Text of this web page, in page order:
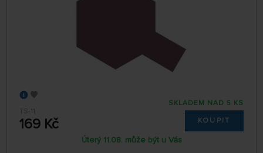
TS-11
169 Kč
SKLADEM NAD 5 KS
KOUPIT
Úterý 11.08. může být u Vás